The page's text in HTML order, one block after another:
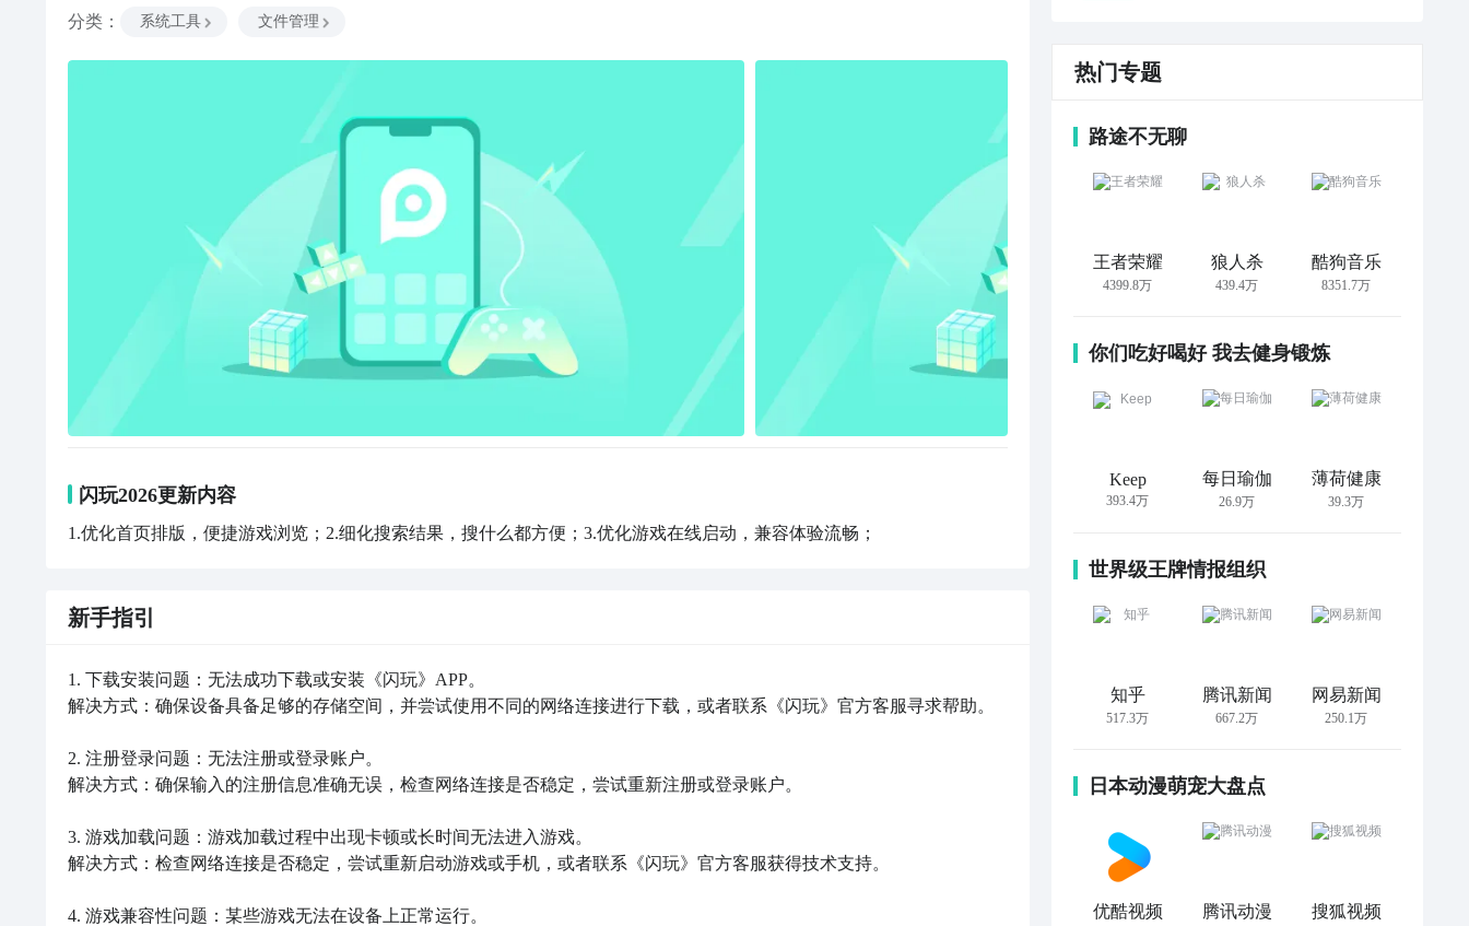
分类 ： 系统工具 文件管理
闪玩2026更新内容
1.优化首页排版，便捷游戏浏览；2.细化搜索结果，搜什么都方便；3.优化游戏在线启动，兼容体验流畅；
新手指引
1. 下载安装问题：无法成功下载或安装《闪玩》APP。
解决方式：确保设备具备足够的存储空间，并尝试使用不同的网络连接进行下载，或者联系《闪玩》官方客服寻求帮助。
2. 注册登录问题：无法注册或登录账户。
解决方式：确保输入的注册信息准确无误，检查网络连接是否稳定，尝试重新注册或登录账户。
3. 游戏加载问题：游戏加载过程中出现卡顿或长时间无法进入游戏。
解决方式：检查网络连接是否稳定，尝试重新启动游戏或手机，或者联系《闪玩》官方客服获得技术支持。
4. 游戏兼容性问题：某些游戏无法在设备上正常运行。
热门专题
路途不无聊
王者荣耀
4399.8万
狼人杀
439.4万
酷狗音乐
8351.7万
你们吃好喝好 我去健身锻炼
Keep
393.4万
每日瑜伽
26.9万
薄荷健康
39.3万
世界级王牌情报组织
知乎
517.3万
腾讯新闻
667.2万
网易新闻
250.1万
日本动漫萌宠大盘点
优酷视频 腾讯动漫 搜狐视频